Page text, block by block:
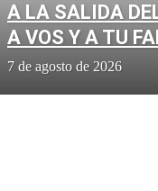
A LA SALIDA
A VOS Y A TU
7 de agosto de 2026